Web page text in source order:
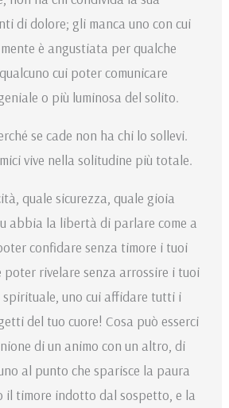
di dolore; gli manca uno con cui
è angustiata per qualche
cui poter comunicare
o più luminosa del solito.
se cade non ha chi lo sollevi.
vive nella solitudine più totale.
quale sicurezza, quale gioia
abbia la libertà di parlare come a
confidare senza timore i tuoi
poter rivelare senza arrossire i tuoi
uno cui affidare tutti i
del tuo cuore! Cosa può esserci
di un animo con un altro, di
al punto che sparisce la paura
il timore indotto dal sospetto, e la